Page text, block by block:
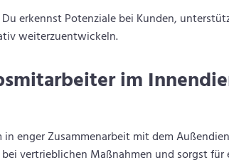
erkennst Potenziale bei Kunden,
weiterzuentwickeln.
im
enger Zusammenarbeit mit dem
vertrieblichen Maßnahmen und sorgst für